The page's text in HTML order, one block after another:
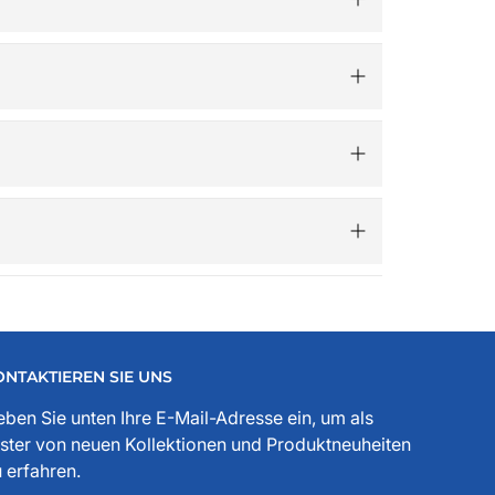
SIE UNS
Sie unten Ihre E-Mail-Adresse ein, um als
von neuen Kollektionen und Produktneuheiten
erfahren.